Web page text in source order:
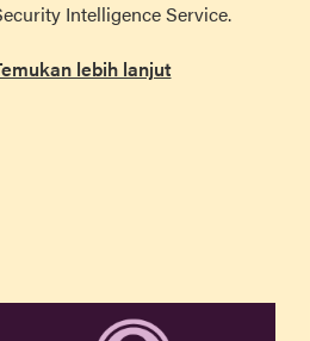
Intelligence Service.
lebih lanjut